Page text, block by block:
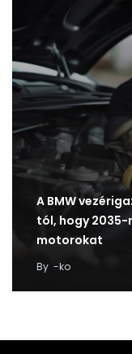
A BMW
tól, hogy
motorokat
By -ko